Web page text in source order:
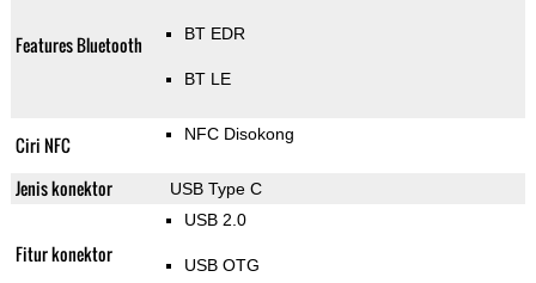
Features Bluetooth BT EDR
BT LE
Ciri NFC NFC Disokong
Jenis konektor USB Type C
Fitur konektor
USB 2.0
USB OTG